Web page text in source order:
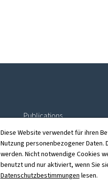
Diese Website verwendet für ihren
Nutzung personenbezogener Daten.
werden. Nicht notwendige Cookies
benutzt und nur aktiviert, wenn Sie
Datenschutzbestimmungen lesen.
Publications
Verzeichnis